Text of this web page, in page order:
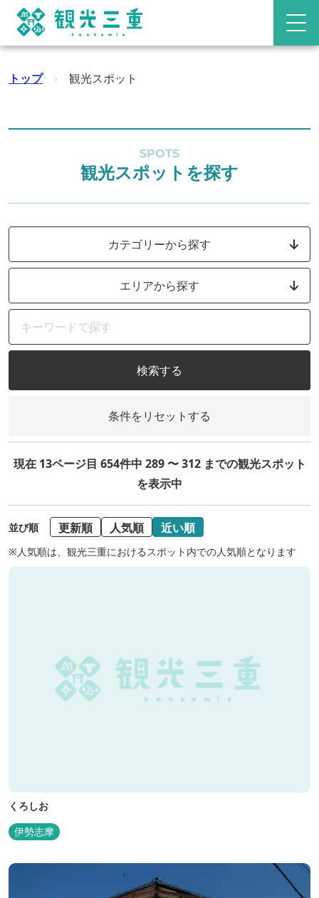
トップ › 観光スポット
SPOTS
観光スポットを探す
カテゴリーから探す
エリアから探す
検索する
条件をリセットする
現在 13ページ目 654件中 289 〜 312 までの観光スポット
を表示中
並び順 更新順 人気順 近い順
※人気順は、観光三重におけるスポット内での人気順となります
くろしお
伊勢志摩